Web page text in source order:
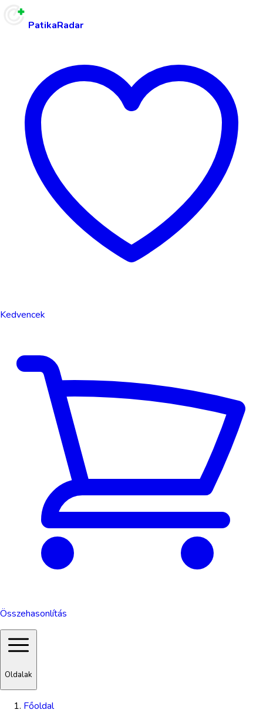
PatikaRadar
Kedvencek
Összehasonlítás
Oldalak
Főoldal